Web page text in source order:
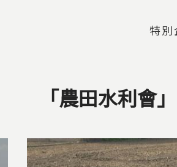
特別
「農田水利會